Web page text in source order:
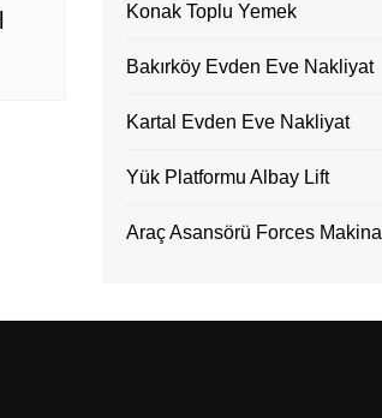
Konak Toplu Yemek
Bakırköy Evden Eve Nakliyat
Kartal Evden Eve Nakliyat
Yük Platformu Albay Lift
Araç Asansörü Forces Makina